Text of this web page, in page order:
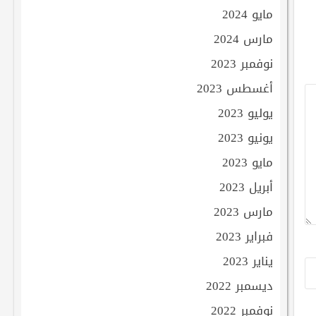
مايو 2024
مارس 2024
نوفمبر 2023
أغسطس 2023
يوليو 2023
يونيو 2023
مايو 2023
أبريل 2023
مارس 2023
فبراير 2023
يناير 2023
ديسمبر 2022
نوفمبر 2022